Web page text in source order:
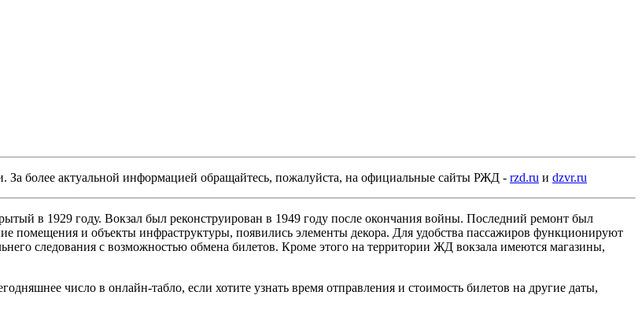
За более актуальной информацией обращайтесь, пожалуйста, на официальные сайты РЖД - rzd.ru и dzvr.ru
в 1929 году. Вокзал был реконструирован в 1949 году после окончания войны. Последний ремонт был
помещения и объекты инфраструктуры, появились элементы декора. Для удобства пассажиров функционируют
следования с возможностью обмена билетов. Кроме этого на территории ЖД вокзала имеются магазины,
число в онлайн-табло, если хотите узнать время отправления и стоимость билетов на другие даты,